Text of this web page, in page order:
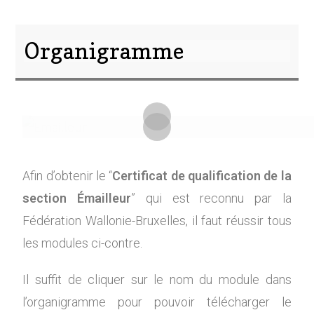
Organigramme
Afin d’obtenir le “Certificat de qualification de la
section Émailleur” qui est reconnu par la
Fédération Wallonie-Bruxelles, il faut réussir tous
les modules ci-contre.
Il suffit de cliquer sur le nom du module dans
l’organigramme pour pouvoir télécharger le